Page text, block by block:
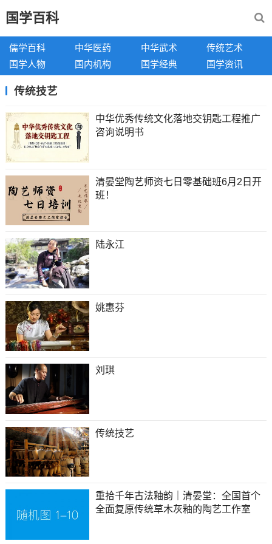
国学百科
儒学百科 中华医药 中华武术
传统艺术
国学人物
国内机构 国学经典 国学资讯
传统技艺
中华优秀传统文化落地交钥匙工程推广
咨询说明书
清晏堂陶艺师资七日零基础班6月2日开
班！
陆永江
姚惠芬
刘琪
传统技艺
重拾千年古法釉韵｜清晏堂：全国首个
全面复原传统草木灰釉的陶艺工作室